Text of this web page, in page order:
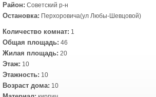
Район: Советский р-н
Остановка: Перхоровича(ул Любы-Шевцовой)
Количество комнат: 1
Общая площадь: 46
Жилая площадь: 20
Этаж: 10
Этажность: 10
Возраст дома: 10